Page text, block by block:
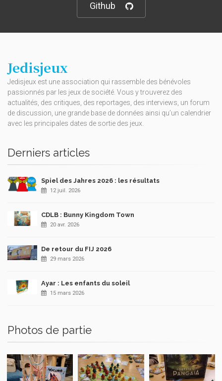
Github
Jedisjeux
Jedisjeux est une association qui rassemble des bénévoles
passionnés par les jeux de société. Vous y trouverez des
actualités, des critiques, des reportages, des interviews, un forum
de discussion, une grande base de données ainsi qu’un calendrier
avec les principales dates de sortie des jeux.
Derniers articles
Spiel des Jahres 2026 : les résultats
12 juil. 2026
CDLB : Bunny Kingdom Town
20 avr. 2026
De retour du FIJ 2026
29 mars 2026
Ayar : Les enfants du soleil
15 mars 2026
Photos de partie